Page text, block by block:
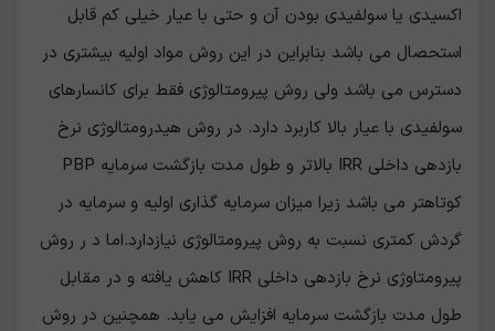
اکسیدی یا سولفیدی بودن آن و حتی با عیار خیلی کم قابل
استحصال می باشد بنابراین در این روش مواد اولیه بیشتری در
دسترس می باشد ولی روش پیرومتالوژی فقط برای کانسارھای
سولفیدی با عیار بالا کاربرد دارد. در روش هیدرومتالوژی نرخ
بازدهی داخلی IRR بالاتر و طول مدت بازگشت سرمایه PBP
کوتاھتر می باشد زیرا میزان سرمایه گذاری اولیه و سرمایه در
گردش کمتری نسبت به روش پیرومتالوژی نیازدارد.اما د ر روش
پیرومتاوژی نرخ بازدهی داخلی IRR کاھش یافته و در مقابل
طول مدت بازگشت سرمایه افزایش می یابد. ھمچنین در روش